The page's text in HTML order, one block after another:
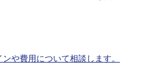
や費用について相談します。